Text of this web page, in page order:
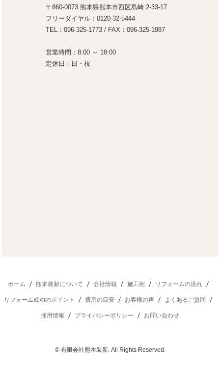
〒860-0073 熊本県熊本市西区島崎 2-33-17
フリーダイヤル：0120-32-5444
TEL：096-325-1773 / FAX：096-325-1987
営業時間：8:00 ～ 18:00
定休日：日・祝
ホーム 熊本装新について 会社情報 施工例 リフォームの流れ
リフォーム成功のポイント 費用の目安 お客様の声 よくあるご質問
採用情報 プライバシーポリシー お問い合わせ
© 有限会社熊本装新. All Rights Reserved.